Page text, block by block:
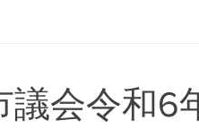
議会令和6